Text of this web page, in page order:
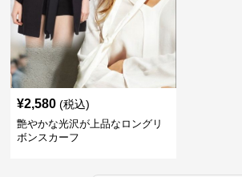
¥2,580 (税込)
艶やかな光沢が上品なロングリ
ボンスカーフ